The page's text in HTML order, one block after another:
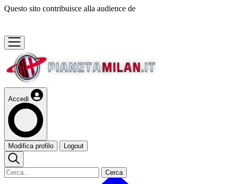
Questo sito contribuisce alla audience de
Accedi
Modifica profilo Logout
Cerca